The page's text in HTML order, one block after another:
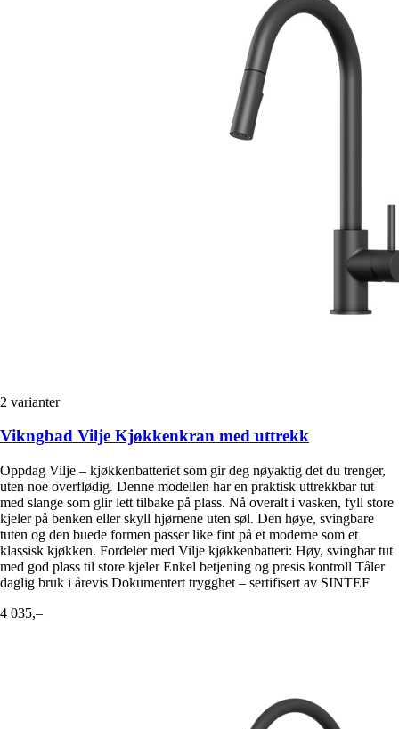
2 varianter
Vikngbad Vilje Kjøkkenkran med uttrekk
Oppdag Vilje – kjøkkenbatteriet som gir deg nøyaktig det du trenger,
uten noe overflødig. Denne modellen har en praktisk uttrekkbar tut
med slange som glir lett tilbake på plass. Nå overalt i vasken, fyll store
kjeler på benken eller skyll hjørnene uten søl. Den høye, svingbare
tuten og den buede formen passer like fint på et moderne som et
klassisk kjøkken. Fordeler med Vilje kjøkkenbatteri: Høy, svingbar tut
med god plass til store kjeler Enkel betjening og presis kontroll Tåler
daglig bruk i årevis Dokumentert trygghet – sertifisert av SINTEF
4 035,–